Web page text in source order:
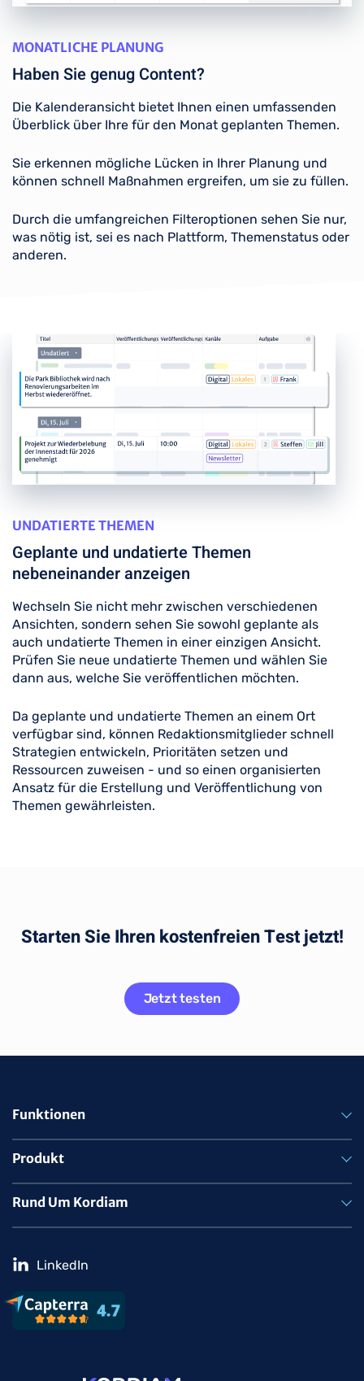
MONATLICHE PLANUNG
Haben Sie genug Content?
Die Kalenderansicht bietet Ihnen einen umfassenden
Überblick über Ihre für den Monat geplanten Themen.
Sie erkennen mögliche Lücken in Ihrer Planung und
können schnell Maßnahmen ergreifen, um sie zu füllen.
Durch die umfangreichen Filteroptionen sehen Sie nur,
was nötig ist, sei es nach Plattform, Themenstatus oder
anderen.
UNDATIERTE THEMEN
Geplante und undatierte Themen
nebeneinander anzeigen
Wechseln Sie nicht mehr zwischen verschiedenen
Ansichten, sondern sehen Sie sowohl geplante als
auch undatierte Themen in einer einzigen Ansicht.
Prüfen Sie neue undatierte Themen und wählen Sie
dann aus, welche Sie veröffentlichen möchten.
Da geplante und undatierte Themen an einem Ort
verfügbar sind, können Redaktionsmitglieder schnell
Strategien entwickeln, Prioritäten setzen und
Ressourcen zuweisen - und so einen organisierten
Ansatz für die Erstellung und Veröffentlichung von
Themen gewährleisten.
Starten Sie Ihren kostenfreien Test jetzt!
Jetzt testen
Funktionen
Produkt
Rund Um Kordiam
LinkedIn